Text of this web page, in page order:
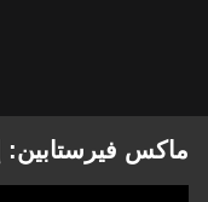
ماكس فيرستابين: